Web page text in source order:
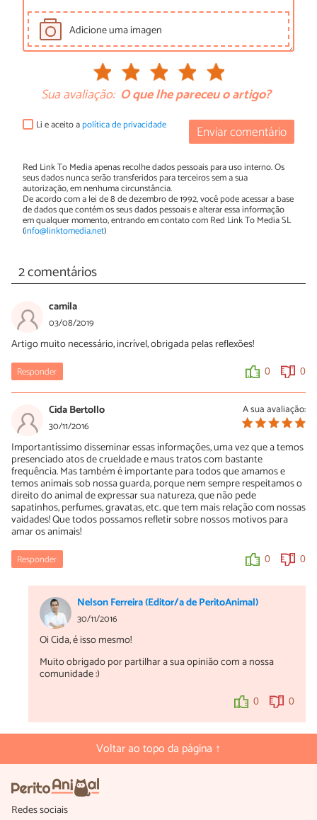
Adicione uma imagen
Sua avaliação: O que lhe pareceu o artigo?
Enviar comentário
Li e aceito apolítica de privacidade
Red Link To Media apenas recolhe dados pessoais para uso interno. Os
seus dados nunca serão transferidos para terceiros sem a sua
autorização, em nenhuma circunstância.
De acordo com a lei de 8 de dezembro de 1992, você pode acessar a base
de dados que contém os seus dados pessoais e alterar essa informação
em qualquer momento, entrando em contato com Red Link To Media SL
(info@linktomedia.net)
2 comentários
camila
03/08/2019
Artigo muito necessário, incrível, obrigada pelas reflexões!
Responder 0 0
A sua avaliação:
Cida Bertollo
30/11/2016
Importantíssimo disseminar essas informações, uma vez que a temos
presenciado atos de crueldade e maus tratos com bastante
frequência. Mas também é importante para todos que amamos e
temos animais sob nossa guarda, porque nem sempre respeitamos o
direito do animal de expressar sua natureza, que não pede
sapatinhos, perfumes, gravatas, etc. que tem mais relação com nossas
vaidades! Que todos possamos refletir sobre nossos motivos para
amar os animais!
Responder 0 0
Nelson Ferreira (Editor/a de PeritoAnimal)
30/11/2016
Oi Cida, é isso mesmo!
Muito obrigado por partilhar a sua opinião com a nossa
comunidade :)
0 0
Voltar ao topo da página ↑
Redes sociais